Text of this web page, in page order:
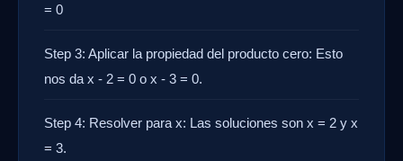
= 0
Step 3: Aplicar la propiedad del producto cero: Esto
nos da x - 2 = 0 o x - 3 = 0.
Step 4: Resolver para x: Las soluciones son x = 2 y x
= 3.